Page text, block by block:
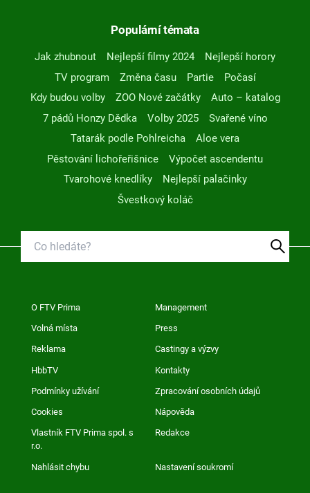
Populární témata
Jak zhubnout Nejlepší filmy 2024
Nejlepší horory
TV program
Změna času Partie
Počasí
Kdy budou volby
ZOO Nové začátky
Auto – katalog
7 pádů Honzy Dědka
Volby 2025
Svařené víno
Tatarák podle Pohlreicha
Aloe vera
Pěstování lichořeřišnice
Výpočet ascendentu
Tvarohové knedlíky
Nejlepší palačinky
Švestkový koláč
O FTV Prima Management
Volná místa Press
Reklama Castingy a výzvy
HbbTV Kontakty
Podmínky užívání Zpracování osobních údajů
Cookies Nápověda
Vlastník FTV Prima spol. s
r.o.
Redakce
Nahlásit chybu Nastavení soukromí